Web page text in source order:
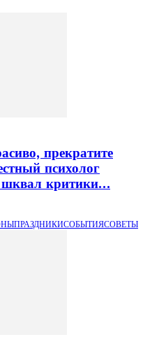
прекратите
психолог
шквал критики…
ПРАЗДНИКИСОБЫТИЯСОВЕТЫ